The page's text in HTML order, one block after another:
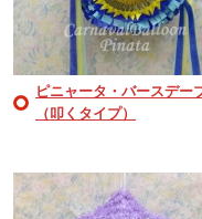
ピニャータ・バースデー
（叩くタイプ）